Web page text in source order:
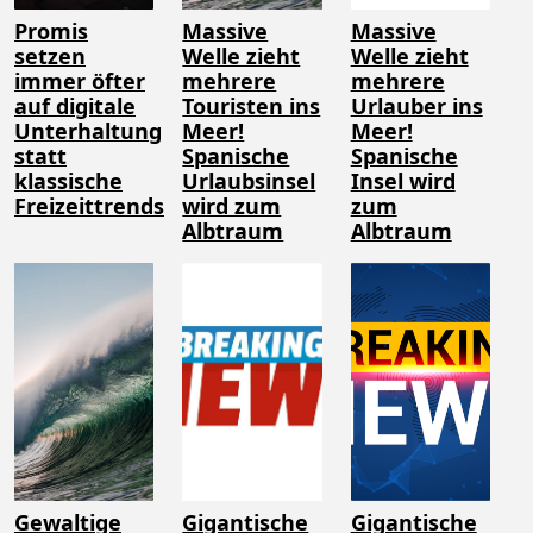
Promis
setzen
immer öfter
auf digitale
Unterhaltung
statt
klassische
Freizeittrends
Massive
Welle zieht
mehrere
Touristen ins
Meer!
Spanische
Urlaubsinsel
wird zum
Albtraum
Massive
Welle zieht
mehrere
Urlauber ins
Meer!
Spanische
Insel wird
zum
Albtraum
Gewaltige Gigantische Gigantische